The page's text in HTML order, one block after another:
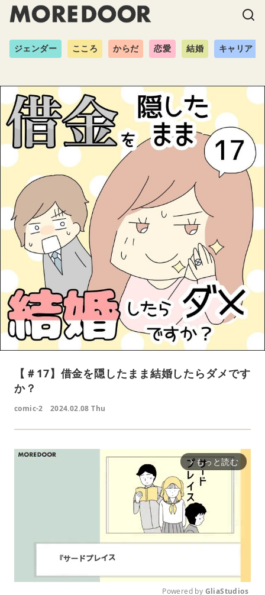
ジェンダー こころ からだ 恋愛 結婚 キャリア
【＃17】借金を隠したまま結婚したらダメです
か？
comic-2 2024.02.08 Thu
arrow_forward_ios もっと読む
Powered by GliaStudios